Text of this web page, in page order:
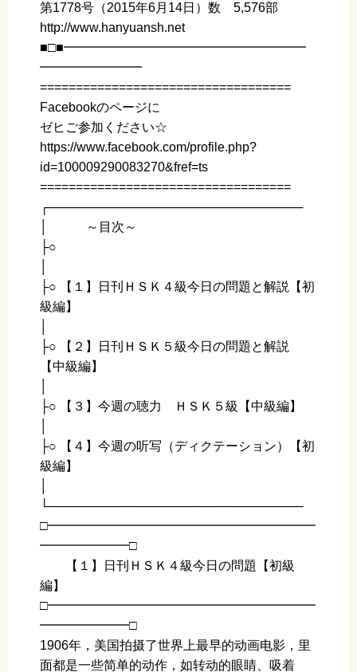
第1778号（2015年6月14日）数 5,576部
http://www.hanyuansh.net
■□■━━━━━━━━━━━━━━━━━━━
━━━━━━━━
===================================
Facebookのページに
ゼヒご参加ください☆
https://www.facebook.com/profile.php?
id=100009290083270&fref=ts
===================================
┌─────────────────────────────
│ ～目次～
├○
├○ 【１】日刊ＨＳＫ４級今日の問題と解説【初
級編】
├○ 【２】日刊ＨＳＫ５級今日の問題と解説
【中級編】
├○ 【３】今週の聴力 ＨＳＫ５級【中級編】
├○ 【４】今週の听写（ディクテーション）【初
級編】
└─────────────────────────────
□━━━━━━━━━━━━━━━━━━━━━
━━━━━━━□
【１】日刊ＨＳＫ４級今日の問題【初級
編】
□━━━━━━━━━━━━━━━━━━━━━
━━━━━━━□
1906年，美国拍摄了世界上最早的动画电影，里
面都是一些简单的动作，如转动的眼睛、吸着